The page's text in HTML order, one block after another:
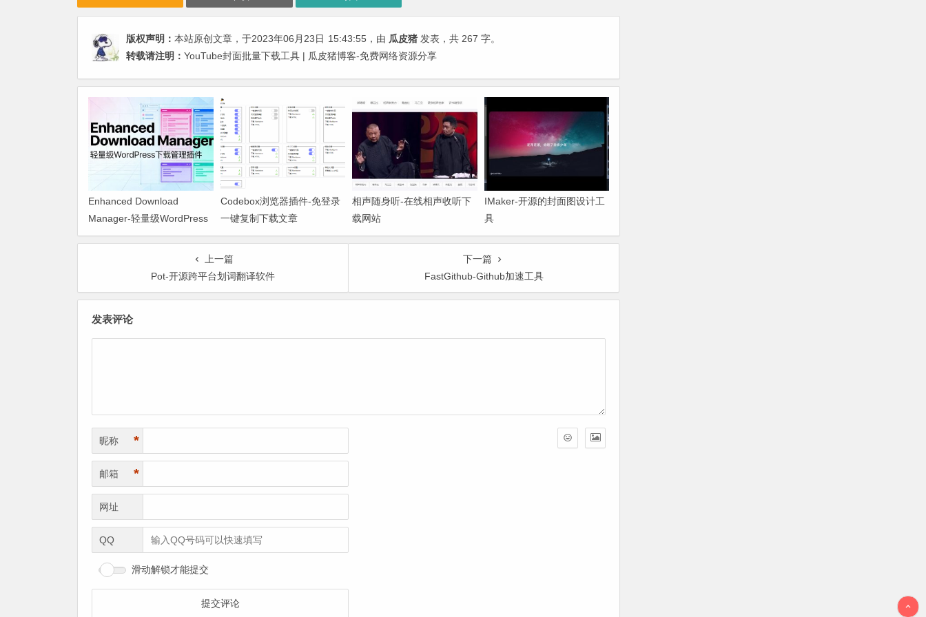
版权声明： 本站原创文章，于2023年06月23日 15:43:55 ，由 瓜皮猪 发表，共 267 字。
转载请注明： YouTube封面批量下载工具 | 瓜皮猪博客-免费网络资源分享
Enhanced Download
Manager-轻量级WordPress
下载管理插件
Codebox浏览器插件-免登录
一键复制下载文章
相声随身听-在线相声收听下
载网站
IMaker-开源的封面图设计工
具
上一篇
Pot-开源跨平台划词翻译软件
下一篇
FastGithub-Github加速工具
发表评论
昵称 *
邮箱 *
网址
QQ
滑动解锁才能提交